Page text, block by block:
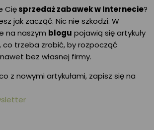
Cięsprzedaż zabawek w Internecie?
jak zacząć. Nic nie szkodzi. W
na naszym blogu pojawią się artykuły
trzeba zrobić, by rozpocząć
bez własnej firmy.
z nowymi artykułami, zapisz się na